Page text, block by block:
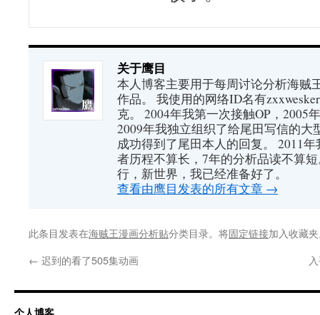
关于鹰目
本人博客主要用于每周讨论分析海贼
作品。 我使用的网络ID名有
克。 2004年我第一次接触OP，2005
2009年我独立组织了给尾田写信的大
成功得到了尾田本人的回复。 2011
者历程不算长，7年的分析品读不算
行，新世界，我已经准备好了。
查看由鹰目发表的所有文章 →
此条目发表在海贼王漫画分析贴分类目录。将固定链接加入收藏
← 迟到的看了505集动画
个人博客